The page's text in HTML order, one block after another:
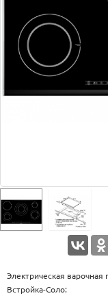
Доставка
Услуги
Возврат
обмен
Электрическая варочная
Встройка-Соло: